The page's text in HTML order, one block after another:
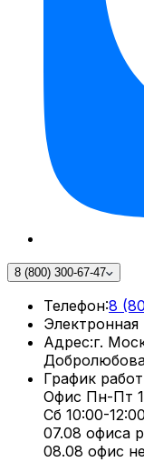
8 (800) 300-67-47
Телефон:8
Электронная
Адрес:г.
График
Офис Пн-Пт
Сб 10:00-
07.08 офиса
08.08 офис